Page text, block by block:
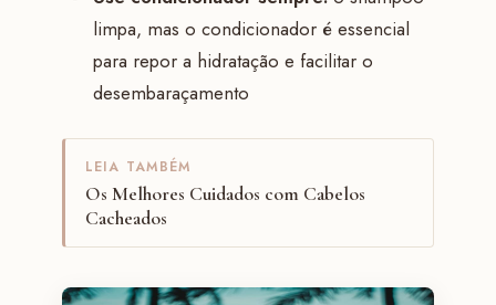
limpa, mas o condicionador é essencial
para repor a hidratação e facilitar o
desembaraçamento
LEIA TAMBÉM
Os Melhores Cuidados com Cabelos
Cacheados